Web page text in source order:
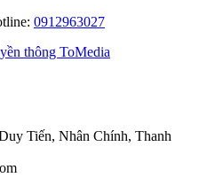
0912963027
thông ToMedia
Tiến, Nhân Chính, Thanh